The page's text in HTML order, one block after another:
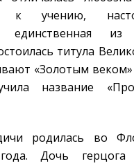
к учению,
из
титула
«Золотым веком»
название
родилась во
Дочь герцога